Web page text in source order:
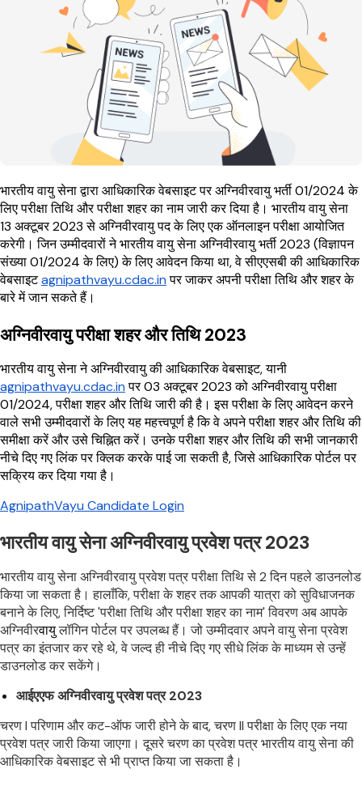
भारतीय वायु सेना द्वारा आधिकारिक वेबसाइट पर अग्निवीरवायु भर्ती 01/2024 के
लिए परीक्षा तिथि और परीक्षा शहर का नाम जारी कर दिया है। भारतीय वायु सेना
13 अक्टूबर 2023 से अग्निवीरवायु पद के लिए एक ऑनलाइन परीक्षा आयोजित
करेगी। जिन उम्मीदवारों ने भारतीय वायु सेना अग्निवीरवायु भर्ती 2023 (विज्ञापन
संख्या 01/2024 के लिए) के लिए आवेदन किया था, वे सीएएसबी की आधिकारिक
वेबसाइटagnipathvayu.cdac.inपर जाकर अपनी परीक्षा तिथि और शहर के
बारे में जान सकते हैं।
अग्निवीरवायु परीक्षा शहर और तिथि 2023
भारतीय वायु सेना ने अग्निवीरवायु की आधिकारिक वेबसाइट, यानी
agnipathvayu.cdac.inपर 03 अक्टूबर 2023 को अग्निवीरवायु परीक्षा
01/2024, परीक्षा शहर और तिथि जारी की है। इस परीक्षा के लिए आवेदन करने
वाले सभी उम्मीदवारों के लिए यह महत्त्वपूर्ण है कि वे अपने परीक्षा शहर और तिथि की
समीक्षा करें और उसे चिह्नित करें। उनके परीक्षा शहर और तिथि की सभी जानकारी
नीचे दिए गए लिंक पर क्लिक करके पाई जा सकती है, जिसे आधिकारिक पोर्टल पर
सक्रिय कर दिया गया है।
AgnipathVayu Candidate Login
भारतीय वायु सेना अग्निवीरवायु प्रवेश पत्र 2023
भारतीय वायु सेना अग्निवीरवायु प्रवेश पत्र परीक्षा तिथि से 2 दिन पहले डाउनलोड
किया जा सकता है। हालाँकि, परीक्षा के शहर तक आपकी यात्रा को सुविधाजनक
बनाने के लिए, निर्दिष्ट 'परीक्षा तिथि और परीक्षा शहर का नाम' विवरण अब आपके
अग्निवीरवायुलॉगिन पोर्टल पर उपलब्ध हैं। जो उम्मीदवार अपने वायु सेना प्रवेश
पत्र का इंतजार कर रहे थे, वे जल्द ही नीचे दिए गए सीधे लिंक के माध्यम से उन्हें
डाउनलोड कर सकेंगे।
आईएएफ अग्निवीरवायु प्रवेश पत्र 2023
चरण I परिणाम और कट-ऑफ जारी होने के बाद, चरण II परीक्षा के लिए एक नया
प्रवेश पत्र जारी किया जाएगा। दूसरे चरण का प्रवेश पत्र भारतीय वायु सेना की
आधिकारिक वेबसाइट से भी प्राप्त किया जा सकता है।